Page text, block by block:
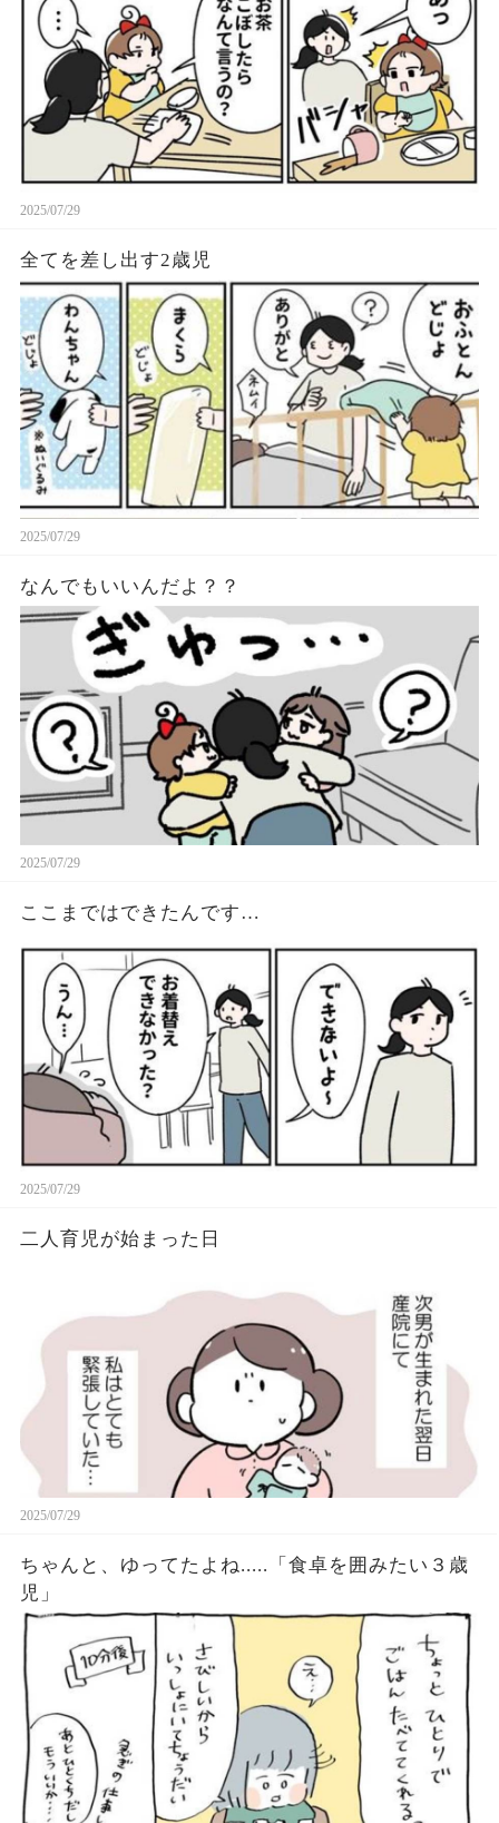
2025/07/29
全てを差し出す2歳児
2025/07/29
なんでもいいんだよ？？
2025/07/29
ここまではできたんです…
2025/07/29
二人育児が始まった日
2025/07/29
ちゃんと、ゆってたよね.....「食卓を囲みたい３歳
児」